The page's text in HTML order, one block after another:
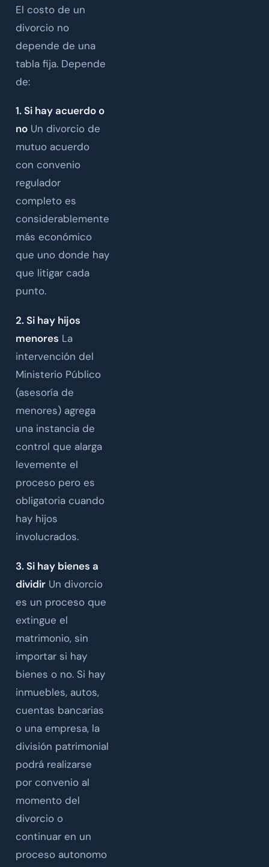
El costo de un
divorcio no
depende de una
tabla fija. Depende
de:
1. Si hay acuerdo o
noUn divorcio de
mutuo acuerdo
con convenio
regulador
completo es
considerablemente
más económico
que uno donde hay
que litigar cada
punto.
2. Si hay hijos
menores La
intervención del
Ministerio Público
(asesoría de
menores) agrega
una instancia de
control que alarga
levemente el
proceso pero es
obligatoria cuando
hay hijos
involucrados.
3. Si hay bienes a
dividirUn divorcio
es un proceso que
extingue el
matrimonio, sin
importar si hay
bienes o no. Si hay
inmuebles, autos,
cuentas bancarias
o una empresa, la
división patrimonial
podrá realizarse
por convenio al
momento del
divorcio o
continuar en un
proceso autonomo